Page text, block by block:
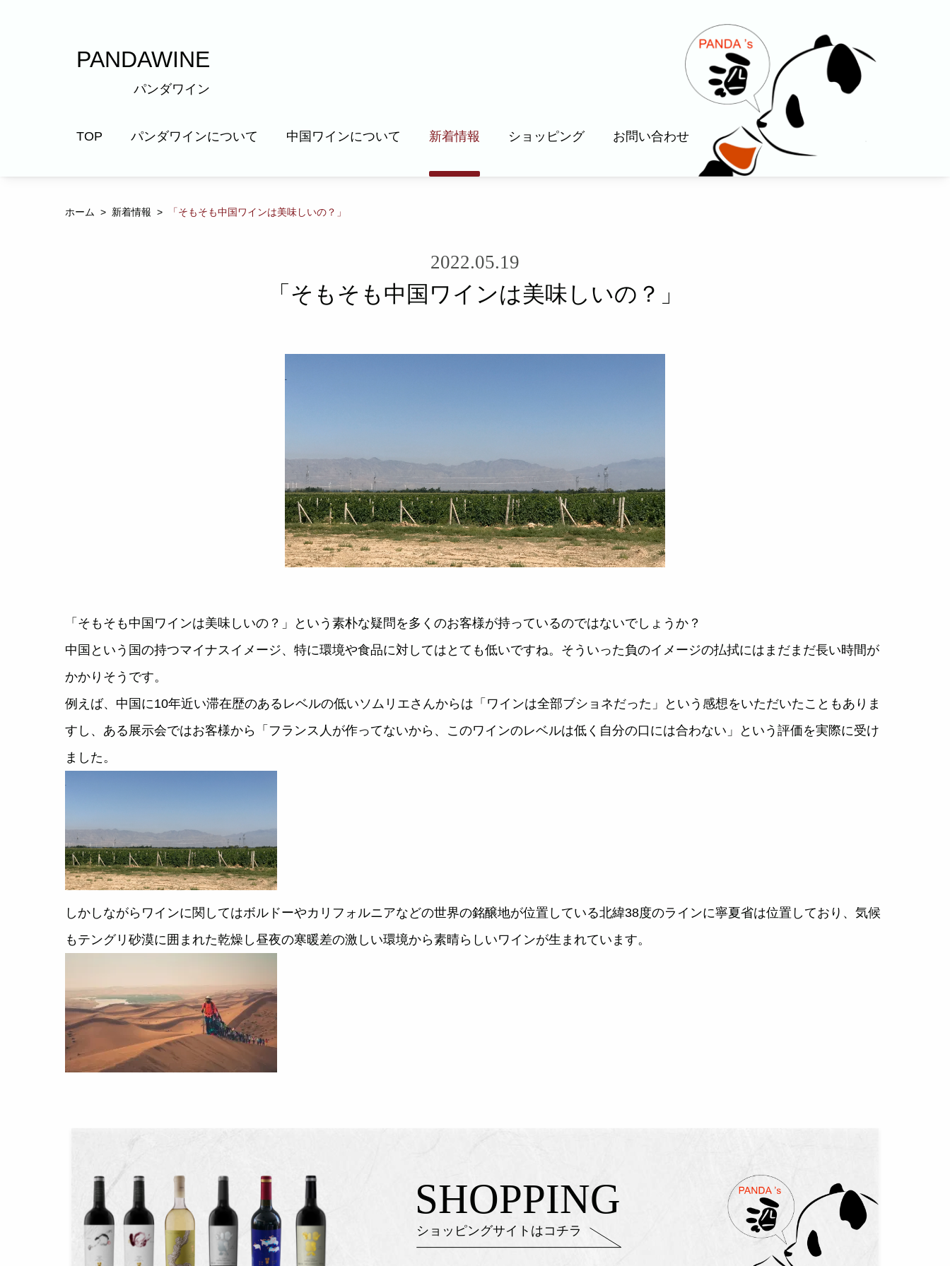
PANDAWINE
パンダワイン
TOP パンダワインについて 中国ワインについて 新着情報 ショッピング お問い合わせ
ホーム > 新着情報 > 「そもそも中国ワインは美味しいの？」
2022.05.19
「そもそも中国ワインは美味しいの？」
「そもそも中国ワインは美味しいの？」という素朴な疑問を多くのお客様が持っているのではないでしょうか？
中国という国の持つマイナスイメージ、特に環境や食品に対してはとても低いですね。そういった負のイメージの払拭にはまだまだ長い時間が
かかりそうです。
例えば、中国に10年近い滞在歴のあるレベルの低いソムリエさんからは「ワインは全部ブショネだった」という感想をいただいたこともありま
すし、ある展示会ではお客様から「フランス人が作ってないから、このワインのレベルは低く自分の口には合わない」という評価を実際に受け
ました。
しかしながらワインに関してはボルドーやカリフォルニアなどの世界の銘醸地が位置している北緯38度のラインに寧夏省は位置しており、気候
もテングリ砂漠に囲まれた乾燥し昼夜の寒暖差の激しい環境から素晴らしいワインが生まれています。